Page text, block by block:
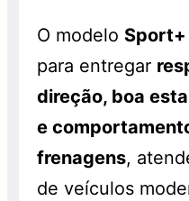
O modelo Sport+
para entregar
direção, boa
e
frenagens,
de veículos